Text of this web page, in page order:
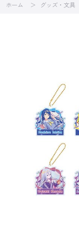
ホーム グッズ・文具